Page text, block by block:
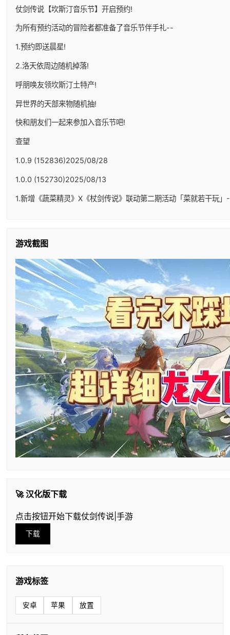
仗剑传说【坎斯汀音乐节】开启预约!
为所有预约活动的冒险者都准备了音乐节伴手礼--
1.预约即送晨星!
2.洛天依周边随机掉落!
呼朋唤友领坎斯汀土特产!
异世界的天部来物随机抽!
快和朋友们一起来参加入音乐节吧!
查望
1.0.9 (152836)2025/08/28
1.0.0 (152730)2025/08/13
1.新增《蔬菜精灵》X《杖剑传说》联动第二期活动「菜就若干玩
游戏截图
🚀 汉化版下载
点击按钮开始下载仗剑传说|手游
下载
游戏标签
安卓 苹果 放置